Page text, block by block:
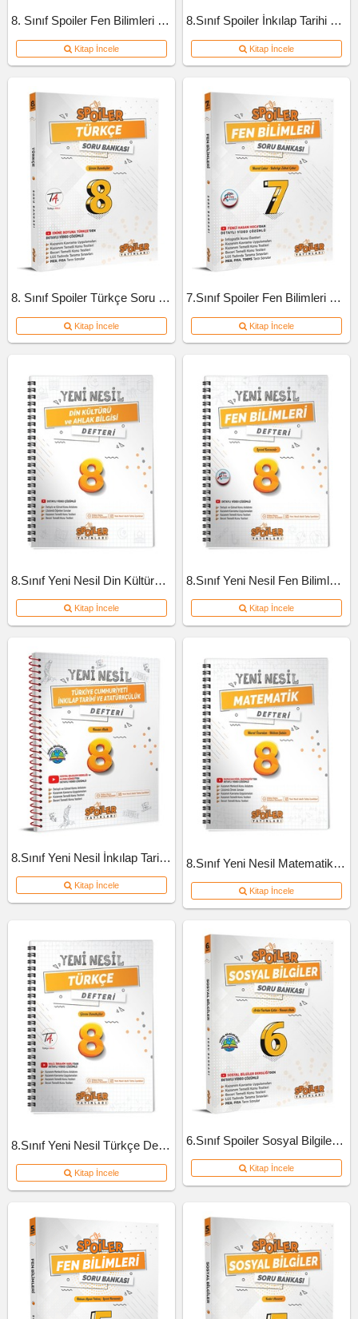
8. Sınıf Spoiler Fen Bilimleri Soru Bankası
Kitap İncele
8.Sınıf Spoiler İnkılap Tarihi Soru Bankası
Kitap İncele
8. Sınıf Spoiler Türkçe Soru Bankası
Kitap İncele
7.Sınıf Spoiler Fen Bilimleri Soru Bankası
Kitap İncele
8.Sınıf Yeni Nesil Din Kültürü Defteri
Kitap İncele
8.Sınıf Yeni Nesil Fen Bilimleri Defteri
Kitap İncele
8.Sınıf Yeni Nesil İnkılap Tarihi Defteri
Kitap İncele
8.Sınıf Yeni Nesil Matematik Defteri
Kitap İncele
8.Sınıf Yeni Nesil Türkçe Defteri
Kitap İncele
6.Sınıf Spoiler Sosyal Bilgiler Soru Bankası
Kitap İncele